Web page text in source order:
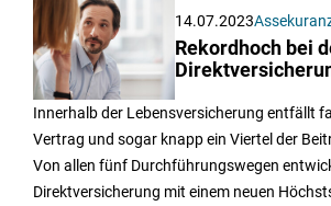
14.07.2023
Rekordhoch bei
Innerhalb der Lebensversicherung entfällt
Vertrag und sogar knapp ein Viertel der
Von allen fünf Durchführungswegen
Direktversicherung mit einem neuen